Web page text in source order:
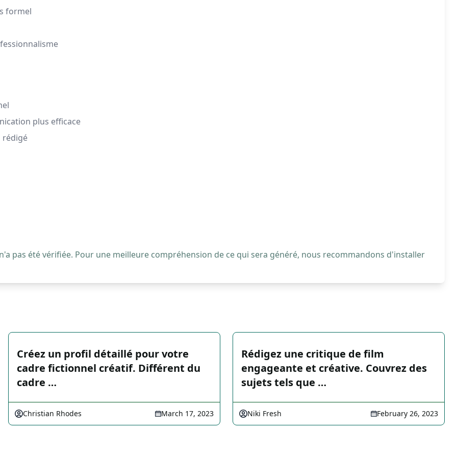
formel
plus efficace
rédigé
pas été vérifiée. Pour une meilleure compréhension de ce qui sera généré, nous recommandons d'installer
Créez un profil détaillé pour votre
cadre fictionnel créatif. Différent du
cadre …
Christian Rhodes March 17, 2023
Rédigez une critique de film
engageante et créative. Couvrez des
sujets tels que …
Niki Fresh February 26, 2023